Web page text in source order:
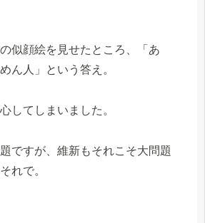
似顔絵を見せたところ、「あ
ん人」という答え。
してしまいました。
ですが、維新もそれこそ大問題
れで。